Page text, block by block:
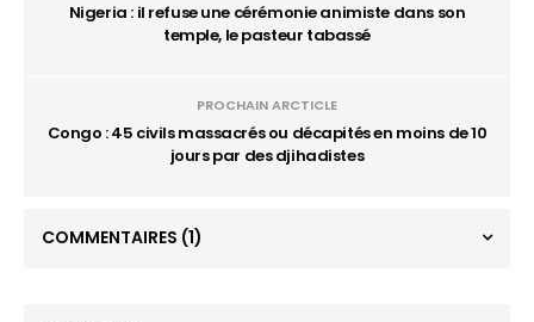
Nigeria : il refuse une cérémonie animiste dans son
temple, le pasteur tabassé
PROCHAIN ARCTICLE
Congo : 45 civils massacrés ou décapités en moins de 10
jours par des djihadistes
COMMENTAIRES (1)